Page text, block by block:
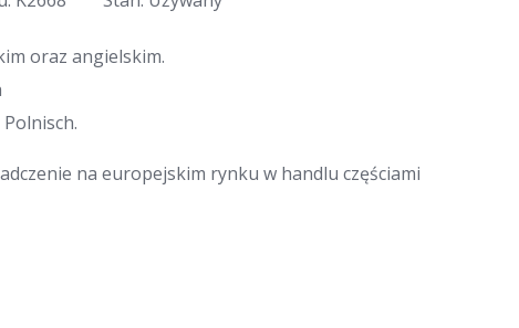
oraz angielskim.
na europejskim rynku w handlu częściami